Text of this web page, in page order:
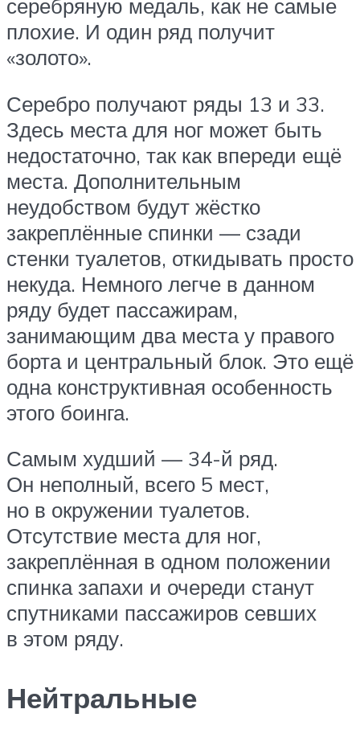
серебряную медаль, как не самые
плохие. И один ряд получит
«золото».
Серебро получают ряды 13 и 33.
Здесь места для ног может быть
недостаточно, так как впереди ещё
места. Дополнительным
неудобством будут жёстко
закреплённые спинки — сзади
стенки туалетов, откидывать просто
некуда. Немного легче в данном
ряду будет пассажирам,
занимающим два места у правого
борта и центральный блок. Это ещё
одна конструктивная особенность
этого боинга.
Самым худший — 34-й ряд.
Он неполный, всего 5 мест,
но в окружении туалетов.
Отсутствие места для ног,
закреплённая в одном положении
спинка запахи и очереди станут
спутниками пассажиров севших
в этом ряду.
Нейтральные